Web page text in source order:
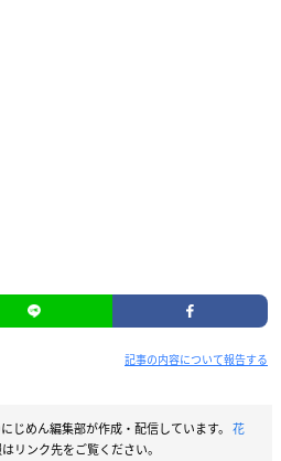
記事の内容について報告する
じめん編集部が作成・配信しています。 花
リンク先をご覧ください。